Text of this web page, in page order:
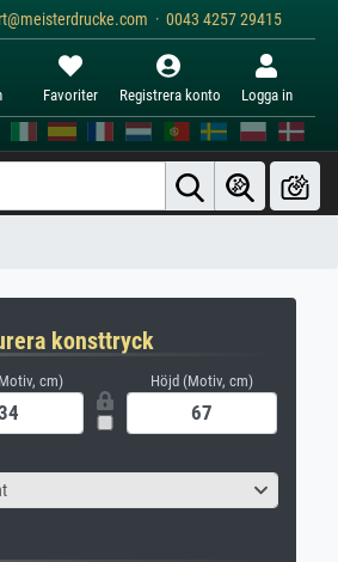
· 0043 4257 29415
Favoriter Registrera konto Logga in
konsttryck
cm) Höjd (Motiv, cm)